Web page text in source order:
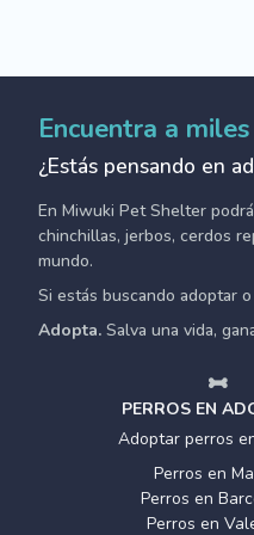
Encuentra a
¿Estás pensando en
En Miwuki Pet Shelter
chinchillas, jerbos, cerdos
mundo.
Si estás buscando adoptar
Adopta. Salva una vida,
PERROS EN
Adoptar perros
Perros en
Perros en
Perros en